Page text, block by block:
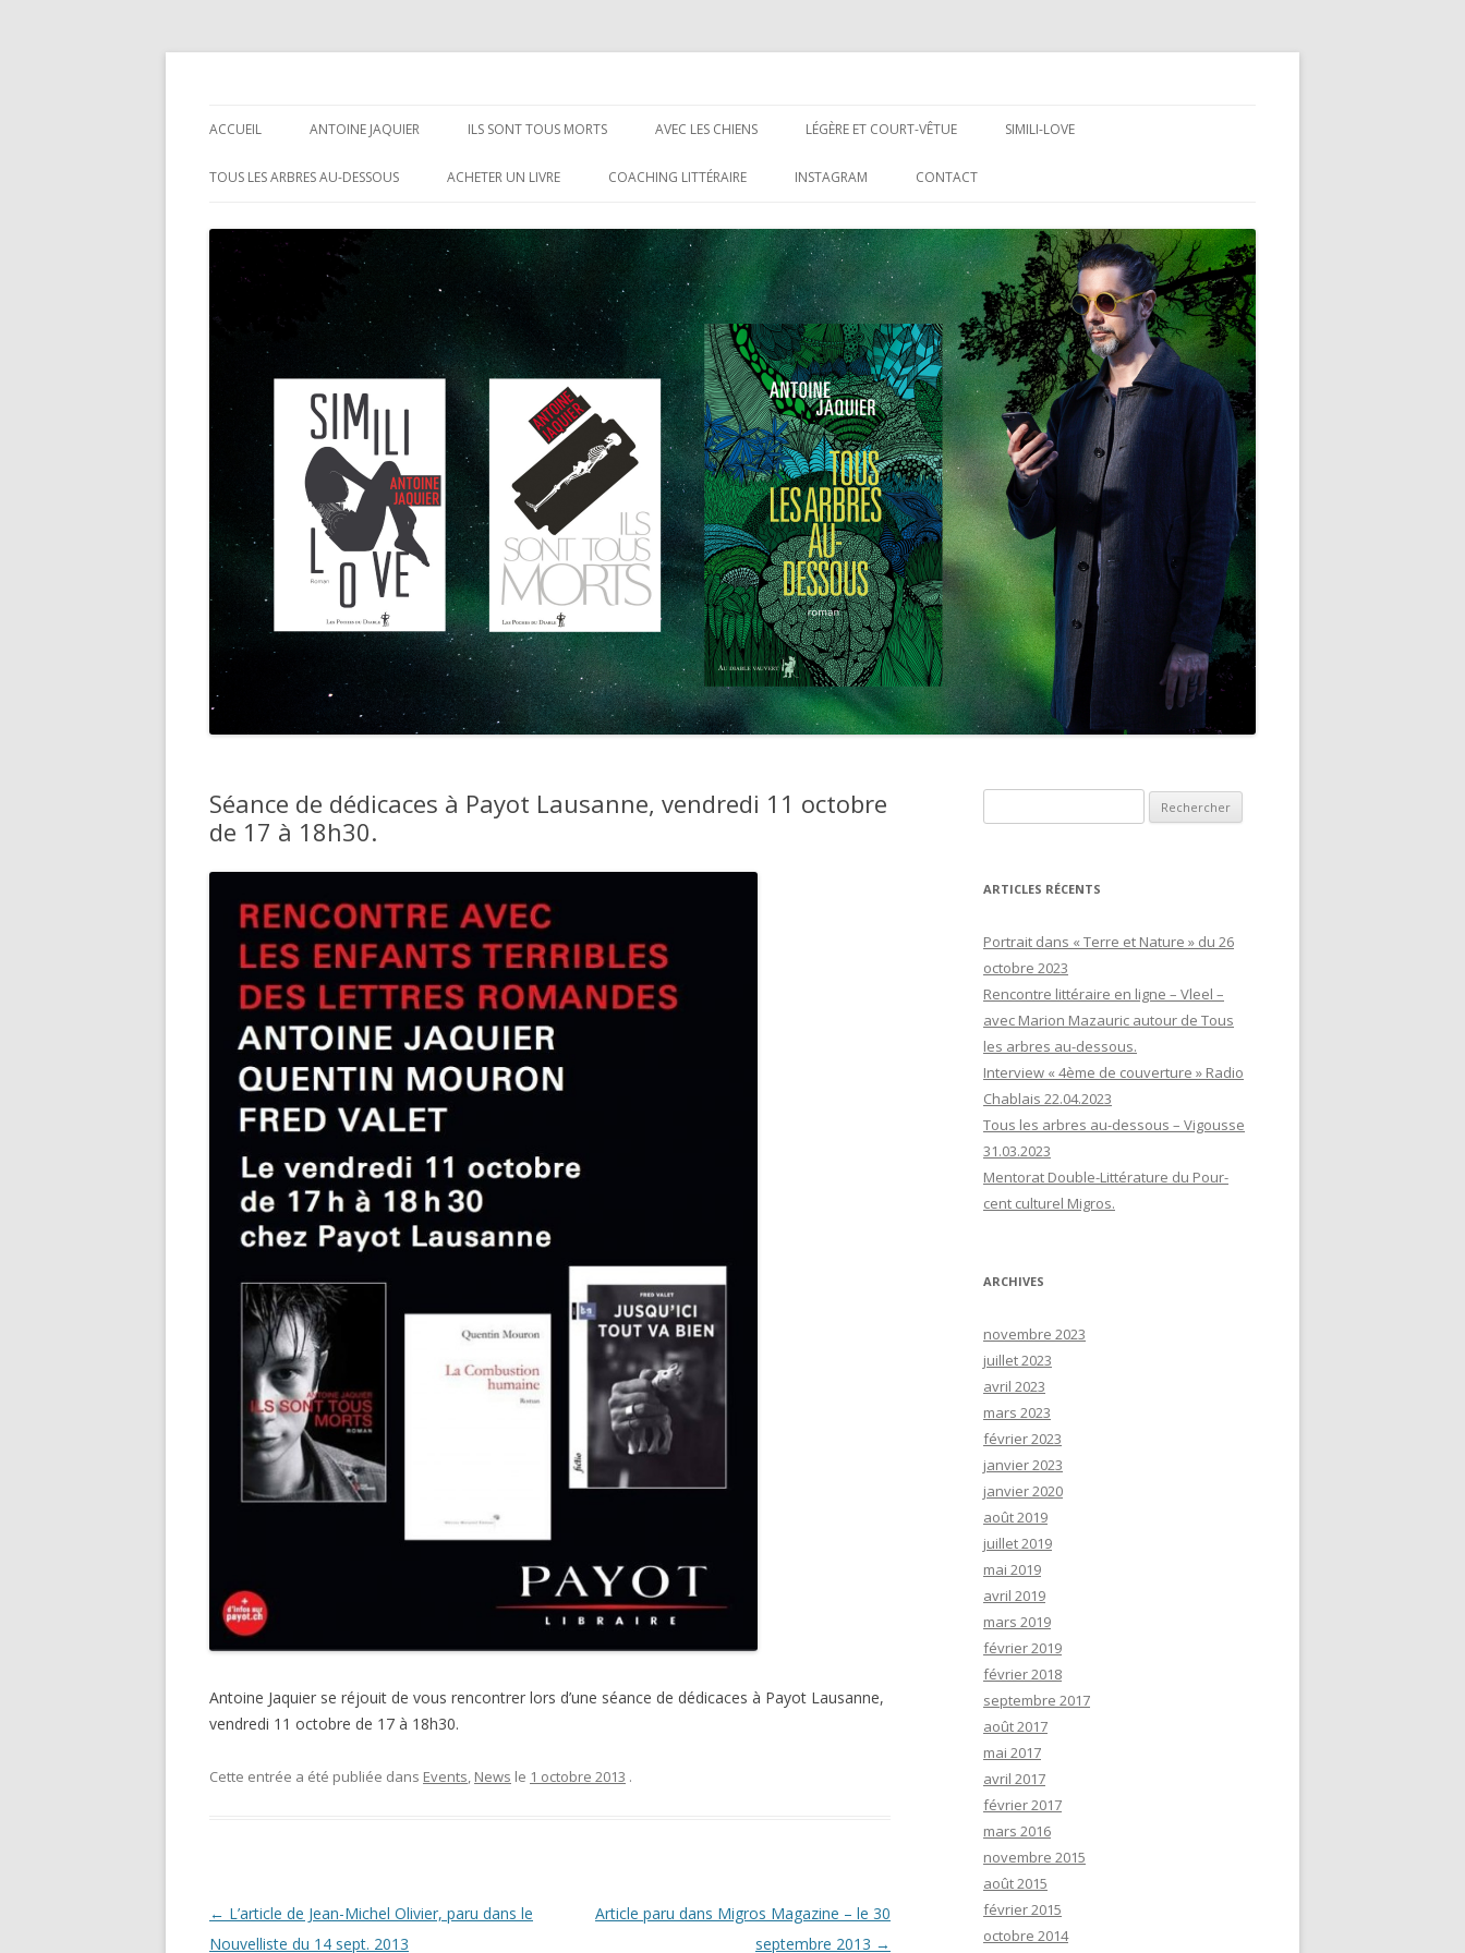
au
ACCUEIL ANTOINE JAQUIER ILS SONT TOUS MORTS AVEC LES CHIENS LÉGÈRE ET COURT-VÊTUE SIMILI-LOVE
TOUS LES ARBRES AU-DESSOUS ACHETER UN LIVRE COACHING LITTÉRAIRE INSTAGRAM CONTACT
Séance de dédicaces à Payot Lausanne, vendredi 11 octobre
de 17 à 18h30.
Antoine Jaquier se réjouit de vous rencontrer lors d’une séance de dédicaces à Payot Lausanne,
vendredi 11 octobre de 17 à 18h30.
Cette entrée a été publiée dans Events, News le 1 octobre 2013 .
Navigation
des
← L’article de Jean-Michel Olivier, paru dans le
Nouvelliste du 14 sept. 2013
Article paru dans Migros Magazine – le 30
septembre 2013 →
ARTICLES RÉCENTS
Portrait dans « Terre et Nature » du 26
octobre 2023
Rencontre littéraire en ligne – Vleel –
avec Marion Mazauric autour de Tous
les arbres au-dessous.
Interview « 4ème de couverture » Radio
Chablais 22.04.2023
Tous les arbres au-dessous – Vigousse
31.03.2023
Mentorat Double-Littérature du Pour-
cent culturel Migros.
ARCHIVES
novembre 2023
juillet 2023
avril 2023
mars 2023
février 2023
janvier 2023
janvier 2020
août 2019
juillet 2019
mai 2019
avril 2019
mars 2019
février 2019
février 2018
septembre 2017
août 2017
mai 2017
avril 2017
février 2017
mars 2016
novembre 2015
août 2015
février 2015
octobre 2014